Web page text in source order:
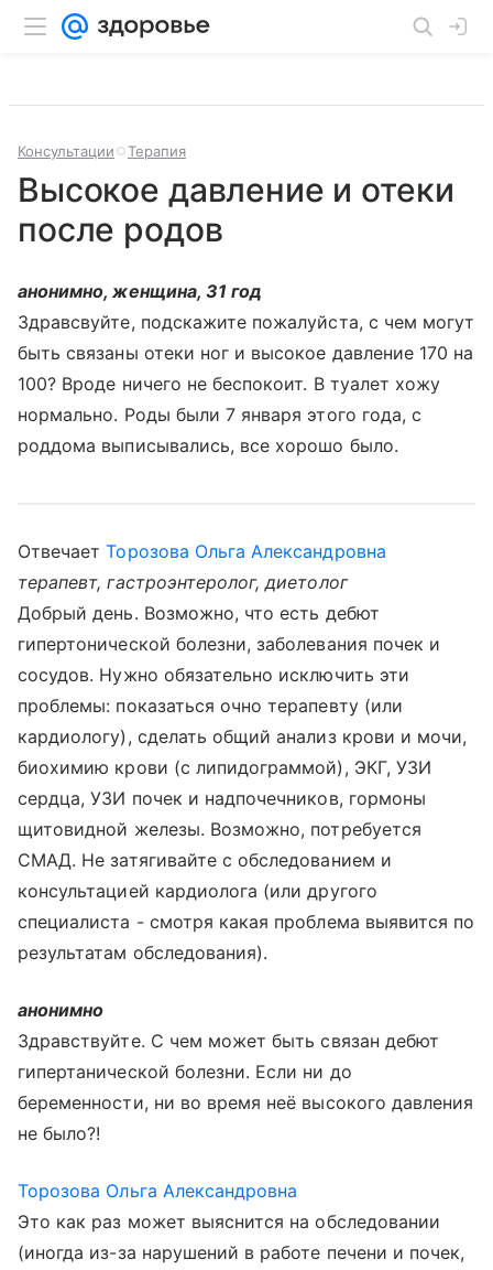
Консультации Терапия
Высокое давление и отеки
после родов
анонимно, женщина, 31 год
Здравсвуйте, подскажите пожалуйста, с чем могут
быть связаны отеки ног и высокое давление 170 на
100? Вроде ничего не беспокоит. В туалет хожу
нормально. Роды были 7 января этого года, с
роддома выписывались, все хорошо было.
ОтвечаетТорозова Ольга Александровна
терапевт, гастроэнтеролог, диетолог
Добрый день. Возможно, что есть дебют
гипертонической болезни, заболевания почек и
сосудов. Нужно обязательно исключить эти
проблемы: показаться очно терапевту (или
кардиологу), сделать общий анализ крови и мочи,
биохимию крови (с липидограммой), ЭКГ, УЗИ
сердца, УЗИ почек и надпочечников, гормоны
щитовидной железы. Возможно, потребуется
СМАД. Не затягивайте с обследованием и
консультацией кардиолога (или другого
специалиста - смотря какая проблема выявится по
результатам обследования).
анонимно
Здравствуйте. С чем может быть связан дебют
гипертанической болезни. Если ни до
беременности, ни во время неё высокого давления
не было?!
Торозова Ольга Александровна
Это как раз может выяснится на обследовании
(иногда из-за нарушений в работе печени и почек,